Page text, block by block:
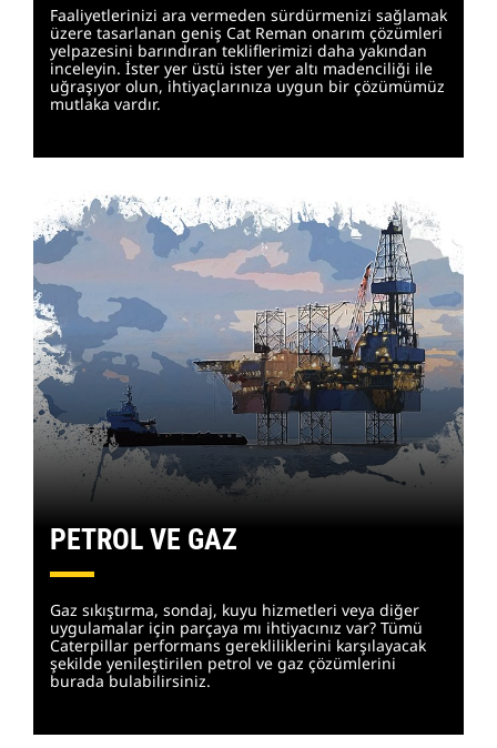
Faaliyetlerinizi ara vermeden sürdürmenizi sağlamak
üzere tasarlanan geniş Cat Reman onarım çözümleri
yelpazesini barındıran tekliflerimizi daha yakından
inceleyin. İster yer üstü ister yer altı madenciliği ile
uğraşıyor olun, ihtiyaçlarınıza uygun bir çözümümüz
mutlaka vardır.
PETROL VE GAZ
Gaz sıkıştırma, sondaj, kuyu hizmetleri veya diğer
uygulamalar için parçaya mı ihtiyacınız var? Tümü
Caterpillar performans gerekliliklerini karşılayacak
şekilde yenileştirilen petrol ve gaz çözümlerini
burada bulabilirsiniz.